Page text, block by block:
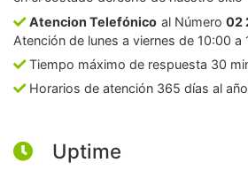
Atencion Telefónico al Número02
Atención de lunes a viernes de 10:00 a
Tiempo máximo de respuesta 30
Horarios de atención 365 días al
Uptime